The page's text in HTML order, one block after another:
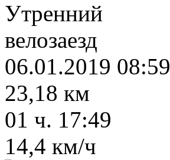
Утренний
велозаезд
06.01.2019 08:59
23,18 км
01 ч. 17:49
14,4 км/ч